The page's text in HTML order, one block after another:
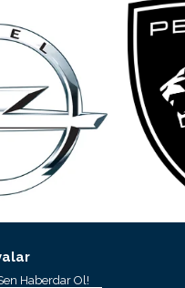
Haberdar Ol!